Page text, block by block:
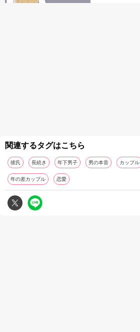
関連するタグはこちら
彼氏 長続き 年下男子 男の本音 カップル
年の差カップル 恋愛